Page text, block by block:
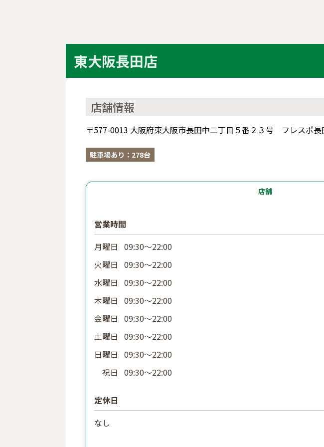
東大阪長田店
店舗情報
〒577-0013 大阪府東大阪市長田中二丁目５番２３号 フレスポ
駐車場あり：278台
店舗
営業時間
月曜日 09:30〜22:00
火曜日 09:30〜22:00
水曜日 09:30〜22:00
木曜日 09:30〜22:00
金曜日 09:30〜22:00
土曜日 09:30〜22:00
日曜日 09:30〜22:00
祝日 09:30〜22:00
定休日
なし